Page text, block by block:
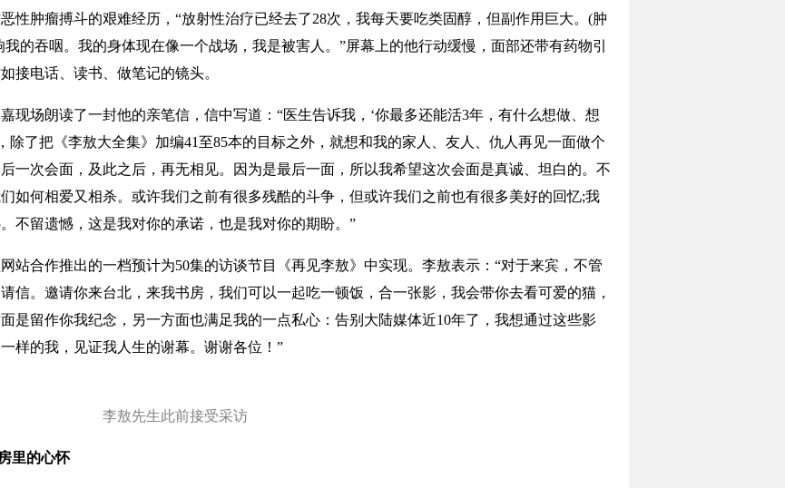
性肿瘤搏斗的艰难经历，“放射性治疗已经去了28次，我每天要吃类固醇，但副作用巨大。(肿
的吞咽。我的身体现在像一个战场，我是被害人。”屏幕上的他行动缓慢，面部还带有药物引
接电话、读书、做笔记的镜头。
场朗读了一封他的亲笔信，信中写道：“医生告诉我，‘你最多还能活3年，有什么想做、想
除了把《李敖大全集》加编41至85本的目标之外，就想和我的家人、友人、仇人再见一面做个
一次会面，及此之后，再无相见。因为是最后一面，所以我希望这次会面是真诚、坦白的。不
如何相爱又相杀。或许我们之前有很多残酷的斗争，但或许我们之前也有很多美好的回忆;我
不留遗憾，这是我对你的承诺，也是我对你的期盼。”
合作推出的一档预计为50集的访谈节目《再见李敖》中实现。李敖表示：“对于来宾，不管
信。邀请你来台北，来我书房，我们可以一起吃一顿饭，合一张影，我会带你去看可爱的猫，
是留作你我纪念，另一方面也满足我的一点私心：告别大陆媒体近10年了，我想通过这些影
样的我，见证我人生的谢幕。谢谢各位！”
李敖先生此前接受采访
里的心怀